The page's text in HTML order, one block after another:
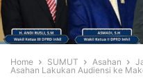
Home SUMUT Asahan
Asahan Lakukan Audiensi ke